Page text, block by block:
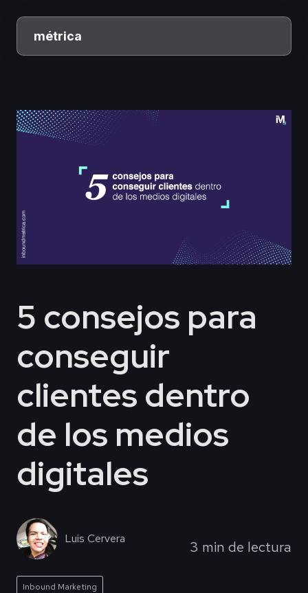
métrica
5 consejos para
conseguir
clientes dentro
de los medios
digitales
Luis Cervera 3 min de lectura
Inbound Marketing